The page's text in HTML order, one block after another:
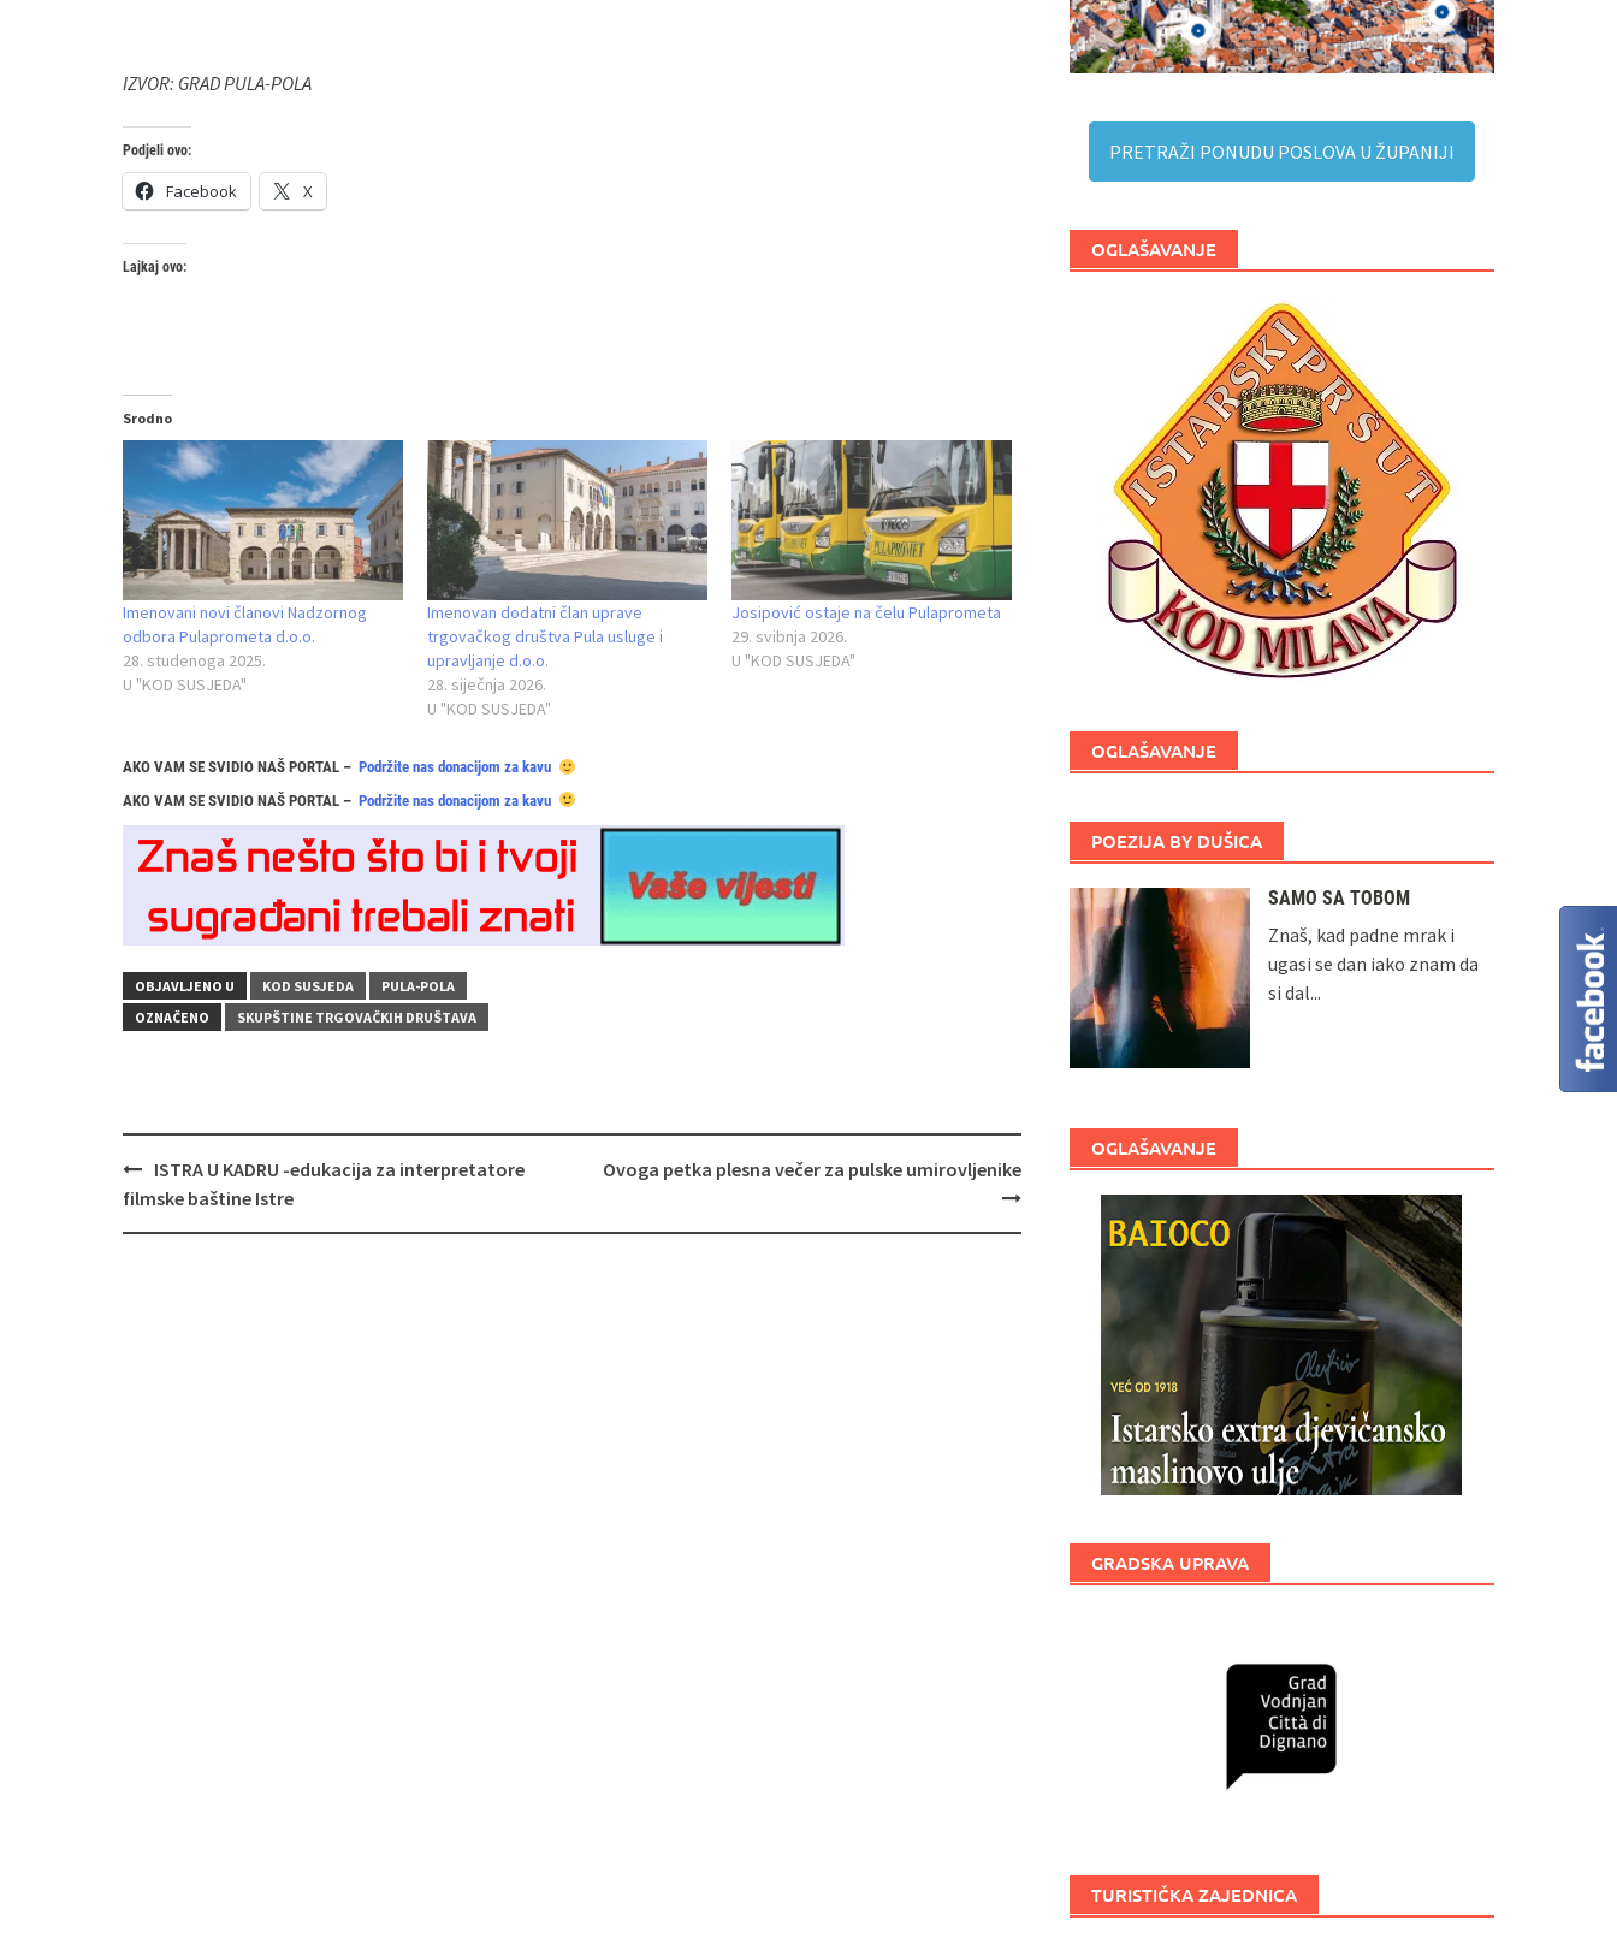
IZVOR: GRAD PULA-POLA
Podjeli ovo:
Facebook X
Lajkaj ovo:
Srodno
Imenovani novi članovi Nadzornog
odbora Pulaprometa d.o.o.
28. studenoga 2025.
U "KOD SUSJEDA"
Imenovan dodatni član uprave
trgovačkog društva Pula usluge i
upravljanje d.o.o.
28. siječnja 2026.
U "KOD SUSJEDA"
Josipović ostaje na čelu Pulaprometa
29. svibnja 2026.
U "KOD SUSJEDA"
AKO VAM SE SVIDIO NAŠ PORTAL – Podržite nas donacijom za kavu
AKO VAM SE SVIDIO NAŠ PORTAL – Podržite nas donacijom za kavu
OBJAVLJENO U KOD SUSJEDA
PULA-POLA
OZNAČENO
SKUPŠTINE TRGOVAČKIH DRUŠTAVA
Navigacija
objava
ISTRA U KADRU -edukacija za interpretatore
filmske baštine Istre
Ovoga petka plesna večer za pulske umirovljenike
PRETRAŽI PONUDU POSLOVA U ŽUPANIJI
OGLAŠAVANJE
OGLAŠAVANJE
POEZIJA BY DUŠICA
SAMO SA TOBOM
Znaš, kad padne mrak i
ugasi se dan iako znam da
si dal...
OGLAŠAVANJE
GRADSKA UPRAVA
TURISTIČKA ZAJEDNICA